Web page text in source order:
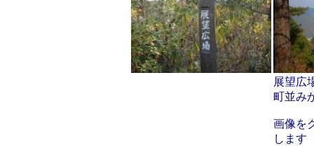
展望広
町並み
画像を
します